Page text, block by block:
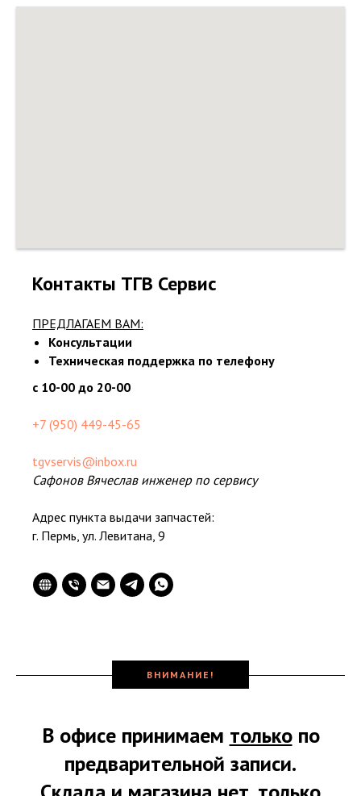
Контакты ТГВ Сервис
ПРЕДЛАГАЕМ ВАМ:
Консультации
Техническая поддержка по телефону
с 10-00 до 20-00
+7 (950) 449-45-65
tgvservis@inbox.ru
Сафонов Вячеслав инженер по сервису
Адрес пункта выдачи запчастей:
г. Пермь, ул. Левитана, 9
ВНИМАНИЕ!
В офисе принимаем толькопо
предварительной записи.